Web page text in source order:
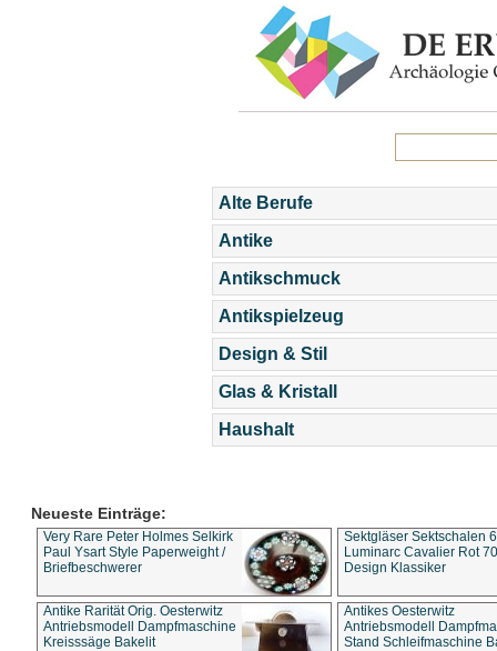
Alte Berufe
Antike
Antikschmuck
Antikspielzeug
Design & Stil
Glas & Kristall
Haushalt
Neueste Einträge:
Very Rare Peter Holmes Selkirk
Paul Ysart Style Paperweight /
Briefbeschwerer
Sektgläser Sektschalen
Luminarc Cavalier Rot
Design Klassiker
Antike Rarität Orig. Oesterwitz
Antriebsmodell Dampfmaschine
Kreisssäge Bakelit
Antikes Oesterwitz
Antriebsmodell
Stand Schleifmaschine